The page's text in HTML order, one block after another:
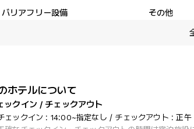
バリアフリー設備
その他
ホテルについて
ックイン / チェックアウト
ェックイン : 14:00~指定なし / チェックアウト : 正午